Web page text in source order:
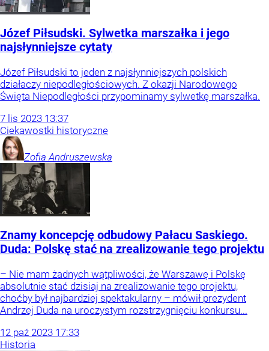
Józef Piłsudski. Sylwetka marszałka i jego
najsłynniejsze cytaty
Józef Piłsudski to jeden z najsłynniejszych polskich
działaczy niepodległościowych. Z okazji Narodowego
Święta Niepodległości przypominamy sylwetkę marszałka.
7 lis 2023 13:37
Ciekawostki historyczne
Zofia Andruszewska
Znamy koncepcję odbudowy Pałacu Saskiego.
Duda: Polskę stać na zrealizowanie tego projektu
– Nie mam żadnych wątpliwości, że Warszawę i Polskę
absolutnie stać dzisiaj na zrealizowanie tego projektu,
choćby był najbardziej spektakularny – mówił prezydent
Andrzej Duda na uroczystym rozstrzygnięciu konkursu...
12 paź 2023 17:33
Historia